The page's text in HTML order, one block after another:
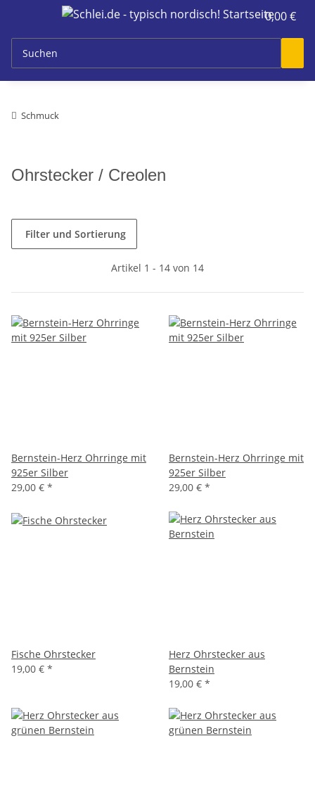
0,00 €
Schmuck
Ohrstecker / Creolen
Filter und Sortierung
Artikel 1 - 14 von 14
Bernstein-Herz Ohrringe mit
925er Silber
29,00 € *
Bernstein-Herz Ohrringe mit
925er Silber
29,00 € *
Fische Ohrstecker
19,00 € *
Herz Ohrstecker aus
Bernstein
19,00 € *